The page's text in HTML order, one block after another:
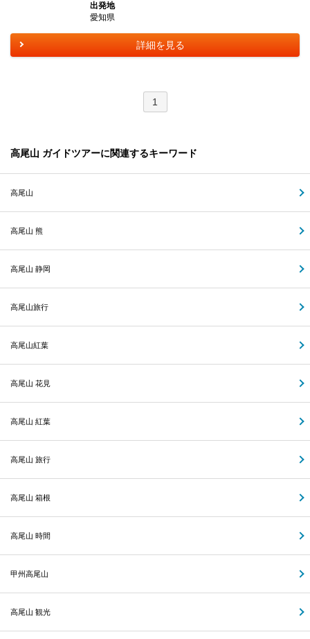
出発地
愛知県
詳細を見る
1
高尾山 ガイドツアーに関連するキーワード
高尾山
高尾山 熊
高尾山 静岡
高尾山旅行
高尾山紅葉
高尾山 花見
高尾山 紅葉
高尾山 旅行
高尾山 箱根
高尾山 時間
甲州高尾山
高尾山 観光